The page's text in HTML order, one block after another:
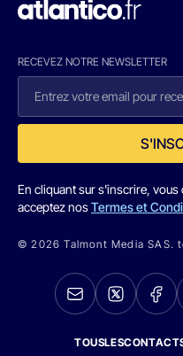
RECEVEZ NOTRE NEWSLETTER
En cliquant sur s'inscrire,
acceptez nosTermes et
© 2026 Talmont Media SAS.